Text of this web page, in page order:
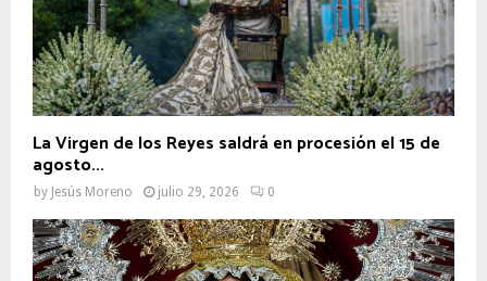
La Virgen de los Reyes saldrá en procesión el 15 de
agosto...
by Jesús Moreno julio 29, 2026 0